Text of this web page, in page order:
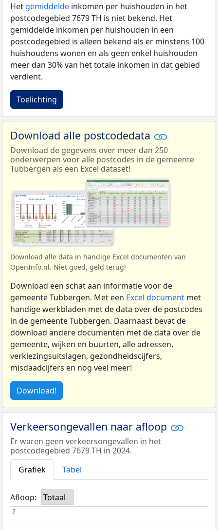
Het gemiddelde inkomen per huishouden in het
postcodegebied 7679 TH is niet bekend. Het
gemiddelde inkomen per huishouden in een
postcodegebied is alleen bekend als er minstens 100
huishoudens wonen en als geen enkel huishouden
meer dan 30% van het totale inkomen in dat gebied
verdient.
Toelichting
Download alle postcodedata
Download de gegevens over meer dan 250
onderwerpen voor alle postcodes in de gemeente
Tubbergen als een Excel dataset!
Download alle data in handige Excel documenten van
OpenInfo.nl. Niet goed, geld terug!
Download een schat aan informatie voor de
gemeente Tubbergen. Met een Excel document met
handige werkbladen met de data over de postcodes
in de gemeente Tubbergen. Daarnaast bevat de
download andere documenten met de data over de
gemeente, wijken en buurten, alle adressen,
verkiezingsuitslagen, gezondheidscijfers,
misdaadcijfers en nog veel meer!
Download!
Verkeersongevallen naar afloop
Er waren geen verkeersongevallen in het
postcodegebied 7679 TH in 2024.
Grafiek
Tabel
Afloop: Totaal
2
2